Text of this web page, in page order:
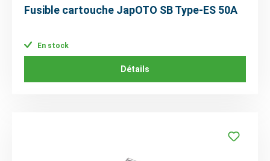
Fusible cartouche JapOTO SB Type-ES 50A
En stock
Détails